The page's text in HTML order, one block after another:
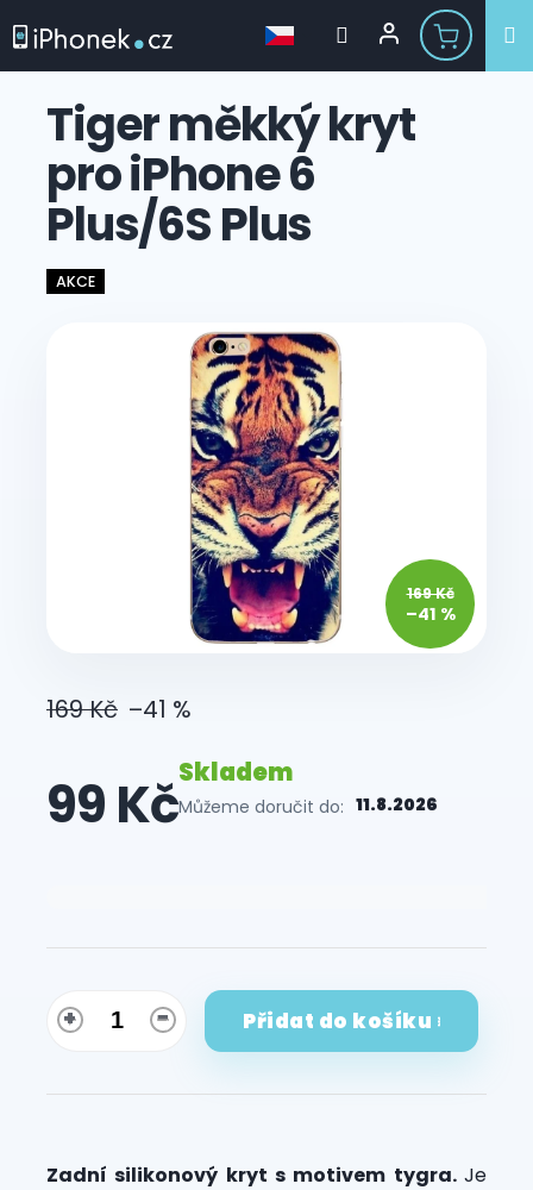
Tiger měkký kryt
pro iPhone 6
Plus/6S Plus
AKCE
169 Kč
–41 %
169 Kč –41 %
99 KčSkladem
Můžeme doručit do: 11.8.2026
Přidat do košíku
Zadní silikonový kryt s motivem tygra. Je